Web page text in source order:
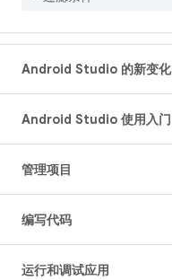
Android Studio 的新变化
Android Studio 使用入门
管理项目
编写代码
运行和调试应用